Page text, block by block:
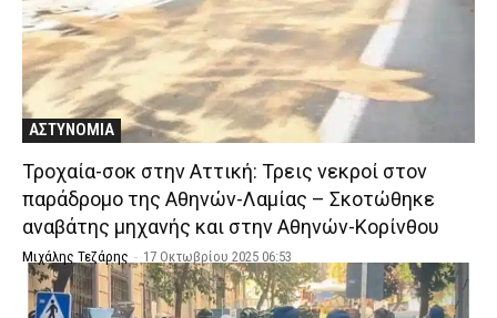
ΑΣΤΥΝΟΜΙΑ
Τροχαία-σοκ στην Αττική: Τρεις νεκροί στον
παράδρομο της Αθηνών-Λαμίας – Σκοτώθηκε
αναβάτης μηχανής και στην Αθηνών-Κορίνθου
Μιχάλης Τεζάρης - 17 Οκτωβρίου 2025 06:53